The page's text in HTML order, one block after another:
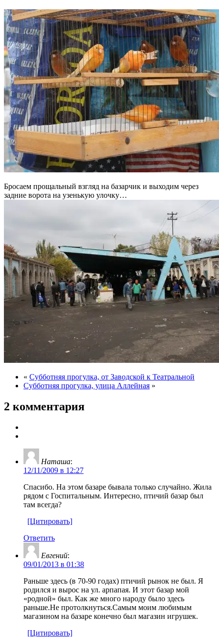
Бросаем прощальный взгляд на базарчик и выходим через
задние ворота на узенькую улочку…
« Субботняя прогулка, от Заводской к Театральной
Субботняя прогулка, улица Аллейная »
2 комментария
Наташа:
12/11/2009 в 12:27
Спасибо. На этом базаре бывала только случайно. Жила
рядом с Госпитальным. Интересно, птичий базар был
там всегда?
[Цитировать]
Ответить
Евгений:
09/01/2013 в 01:38
Раньше здесь (в 70-90 годах) птичий рынок не был. Я
родился и вырос на ул. арпапая. И этот базар мой
«родной» был. Как же много народу было здесь
раньше.Не протолкнуться.Самым моим любимым
магазином на базаре конечно был магазин игрушек.
[Цитировать]